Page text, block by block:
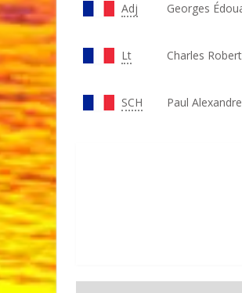
Adj Georges
Lt Charles
SCH Paul Alexandre